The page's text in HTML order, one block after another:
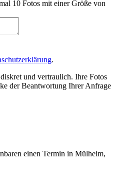
10 Fotos mit einer Größe von
.
und vertraulich. Ihre Fotos
der Beantwortung Ihrer Anfrage
einen Termin in Mülheim,